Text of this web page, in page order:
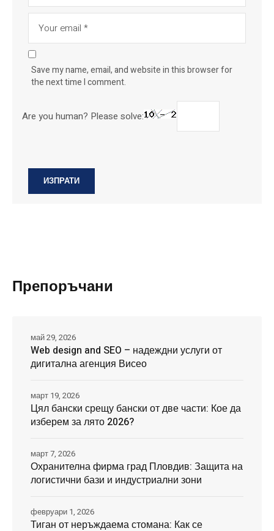
Save my name, email, and website in this browser for
the next time I comment.
Are you human? Please solve:
Препоръчани
Web design and SEO – надеждни услуги от
дигитална агенция Висео
май 29, 2026
Цял бански срещу бански от две части: Кое да
изберем за лято 2026?
март 19, 2026
Охранителна фирма град Пловдив: Защита на
логистични бази и индустриални зони
март 7, 2026
Тиган от неръждаема стомана: Как се
февруари 1, 2026